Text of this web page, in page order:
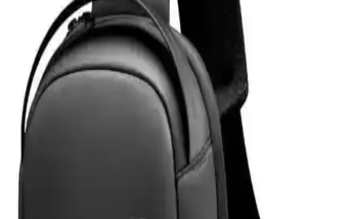
Powerway 128 GB USB 3.0 metal mini bellek, yüksek hız ve
dayanıklılık sunan taşınabilir depolama çözümüdür. Şık tasarımı ve
geniş kapasitesiyle büyük dosya transferlerinde avantaj sağlar.
Z-Mobile MacBook Air M2 ve M3 13.6 İnç Koruma
Seti Detaylı İnceleme ve Analiz
Z-Mobile'ın MacBook Air M2 ve M3 modelleriyle uyumlu 13.6 inç
koruma seti, şeffaf tasarımı ve dayanıklı malzemeleriyle cihazınızı
estetik ve güvenle korur, kullanıcı memnuniyetini artırır.
Eyfel Efs-2500 Güç Kaynağı: Temel Özellikler ve
Kullanıcı Değerlendirmeleri